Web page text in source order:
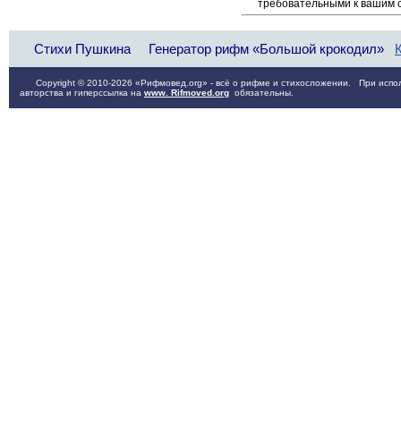
требовательными к вашим
Стихи Пушкина Генератор рифм «Большой крокодил»
Copyright © 2010-2026 «Рифмовед.org» - всё о рифме и стихосложении. При
авторства и гиперссылка на www. Rifmoved.org обязательны.